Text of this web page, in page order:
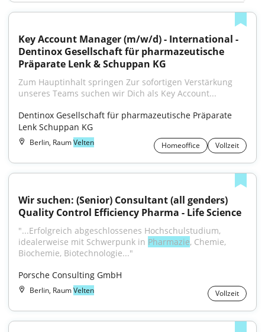
Key Account Manager (m/w/d) - International -
Dentinox Gesellschaft für pharmazeutische
Präparate Lenk & Schuppan KG
Zum Hauptinhalt springen Zur sofortigen Verstärkung
unseres Teams suchen wir Dich als Key Account...
Dentinox Gesellschaft für pharmazeutische Präparate
Lenk Schuppan KG
Berlin, RaumVelten Homeoffice Vollzeit
Wir suchen: (Senior) Consultant (all genders)
Quality Control Efficiency Pharma - Life Science
"...Erfolgreich abgeschlossenes Hochschulstudium,
idealerweise mit Schwerpunk in Pharmazie, Chemie,
Biochemie, Biotechnologie..."
Porsche Consulting GmbH
Berlin, RaumVelten Vollzeit